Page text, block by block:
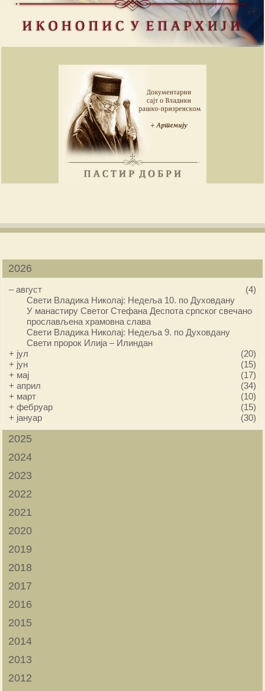
2026
–август
(4)
Свети Владика Николај: Недеља 10. по Духовдану
У манастиру Светог Стефана Деспота српског свечано
прослављена храмовна слава
Свети Владика Николај: Недеља 9. по Духовдану
Свети пророк Илија – Илиндан
+ јул
(20)
+ јун
(15)
+ мај
(17)
+април
(34)
+ март
(10)
+фебруар
(15)
+ јануар (30)
2025
2024
2023
2022
2021
2020
2019
2018
2017
2016
2015
2014
2013
2012